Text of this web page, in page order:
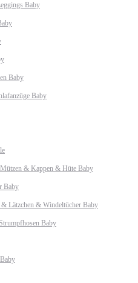
Baby
Baby
Baby
& Kappen & Hüte Baby
Baby
Lätzchen & Windeltücher Baby
Baby